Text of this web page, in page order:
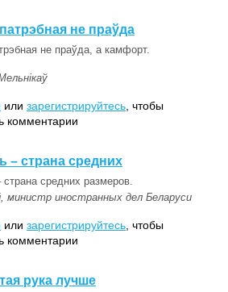
не праўда
не праўда, а камфорт.
или зарегистрируйтесь , чтобы
комментарии
– страна средних
средних размеров.
министр иностранных дел Беларуси
или зарегистрируйтесь , чтобы
комментарии
рука лучше